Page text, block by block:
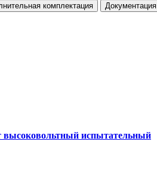
комплектация Документация
испытательный